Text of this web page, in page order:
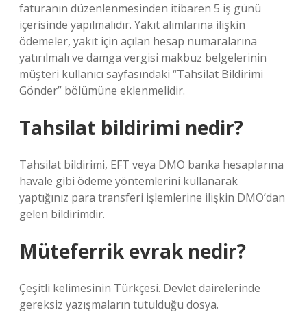
faturanın düzenlenmesinden itibaren 5 iş günü
içerisinde yapılmalıdır. Yakıt alımlarına ilişkin
ödemeler, yakıt için açılan hesap numaralarına
yatırılmalı ve damga vergisi makbuz belgelerinin
müşteri kullanıcı sayfasındaki “Tahsilat Bildirimi
Gönder” bölümüne eklenmelidir.
Tahsilat bildirimi nedir?
Tahsilat bildirimi, EFT veya DMO banka hesaplarına
havale gibi ödeme yöntemlerini kullanarak
yaptığınız para transferi işlemlerine ilişkin DMO’dan
gelen bildirimdir.
Müteferrik evrak nedir?
Çeşitli kelimesinin Türkçesi. Devlet dairelerinde
gereksiz yazışmaların tutulduğu dosya.